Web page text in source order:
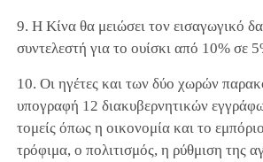
9. Η Κίνα θα μειώσει τον εισαγωγικό
συντελεστή για το ουίσκι από 10% σε
10. Οι ηγέτες και των δύο χωρών
υπογραφή 12 διακυβερνητικών
τομείς όπως η οικονομία και το
τρόφιμα, ο πολιτισμός, η ρύθμιση της